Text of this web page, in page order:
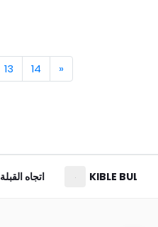
13 14 »
اتجاه القبلة KIBLE BUL